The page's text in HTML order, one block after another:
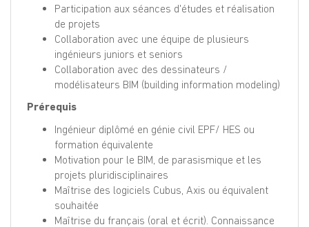
Participation aux séances d'études et réalisation
de projets
Collaboration avec une équipe de plusieurs
ingénieurs juniors et seniors
Collaboration avec des dessinateurs /
modélisateurs BIM (building information modeling)
Prérequis
Ingénieur diplômé en génie civil EPF/ HES ou
formation équivalente
Motivation pour le BIM, de parasismique et les
projets pluridisciplinaires
Maîtrise des logiciels Cubus, Axis ou équivalent
souhaitée
Maîtrise du français (oral et écrit). Connaissance